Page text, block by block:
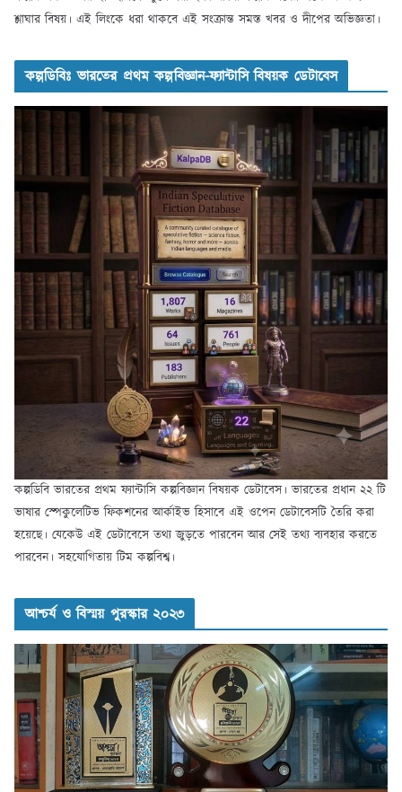
শ্লাঘার বিষয়। এই লিংকে ধরা থাকবে এই সংক্রান্ত সমস্ত খবর ও দীপের অভিজ্ঞতা।
কল্পডিবিঃ ভারতের প্রথম কল্পবিজ্ঞান-ফ্যান্টাসি বিষয়ক ডেটাবেস
কল্পডিবি ভারতের প্রথম ফ্যান্টাসি কল্পবিজ্ঞান বিষয়ক ডেটাবেস। ভারতের প্রধান ২২ টি
ভাষার স্পেকুলেটিভ ফিকশনের আর্কাইভ হিসাবে এই ওপেন ডেটাবেসটি তৈরি করা
হয়েছে। যেকেউ এই ডেটাবেসে তথ্য জুড়তে পারবেন আর সেই তথ্য ব্যবহার করতে
পারবেন। সহযোগিতায় টিম কল্পবিশ্ব।
আশ্চর্য ও বিস্ময় পুরস্কার ২০২৩